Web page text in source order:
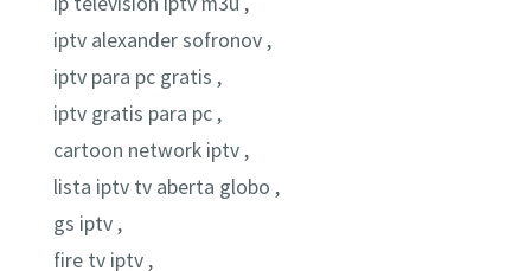
iptv alexander sofronov ,
iptv para pc gratis ,
iptv gratis para pc ,
cartoon network iptv ,
lista iptv tv aberta globo ,
gs iptv ,
fire tv iptv ,